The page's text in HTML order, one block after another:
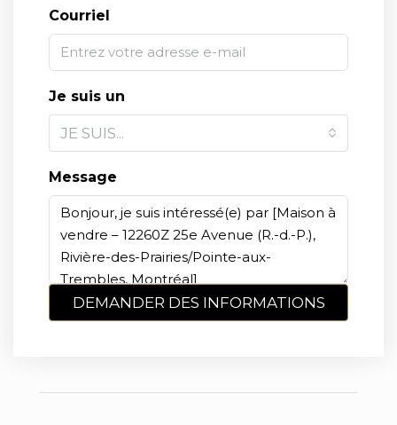
Courriel
Je suis un
JE SUIS...
Message
DEMANDER DES INFORMATIONS